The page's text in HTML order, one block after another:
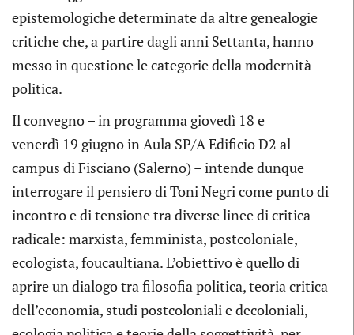
epistemologiche determinate da altre genealogie
critiche che, a partire dagli anni Settanta, hanno
messo in questione le categorie della modernità
politica.
Il convegno – in programma giovedì 18 e
venerdì 19 giugno in Aula SP/A Edificio D2 al
campus di Fisciano (Salerno) – intende dunque
interrogare il pensiero di Toni Negri come punto di
incontro e di tensione tra diverse linee di critica
radicale: marxista, femminista, postcoloniale,
ecologista, foucaultiana. L’obiettivo è quello di
aprire un dialogo tra filosofia politica, teoria critica
dell’economia, studi postcoloniali e decoloniali,